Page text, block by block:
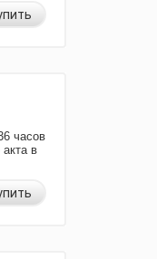
часов
в